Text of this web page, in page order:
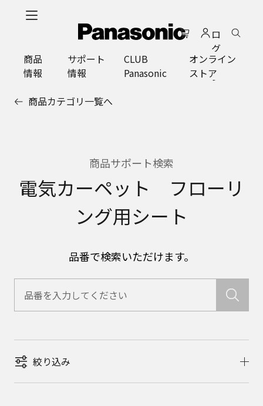
ロ
グ
イ
ン
商品
情報
サポート
情報
CLUB
Panasonic
オンライン
ストア
商品カテゴリ一覧へ
商品サポート検索
電気カーペット フローリ
ング用シート
品番で検索いただけます。
絞り込み